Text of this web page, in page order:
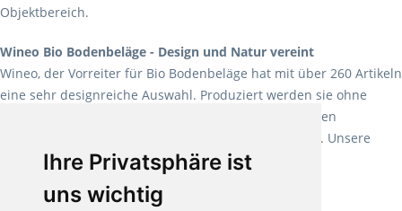
Ihre Privatsphäre ist
uns wichtig
Objektbereich.
Wineo Bio Bodenbeläge - Design und Natur vereint
Wineo, der Vorreiter für Bio Bodenbeläge hat mit über 260 Artikeln
eine sehr designreiche Auswahl. Produziert werden sie ohne
Weichmacher und Lösungsmittel. Mit allen verfügbaren
Verlegearten ist er für jegliche Bauvorhaben attraktiv. Unsere
Empfehlung:Wineo 1000 Multi Layer XXL.
Teppiche für ein angenehmes Laufgefühl